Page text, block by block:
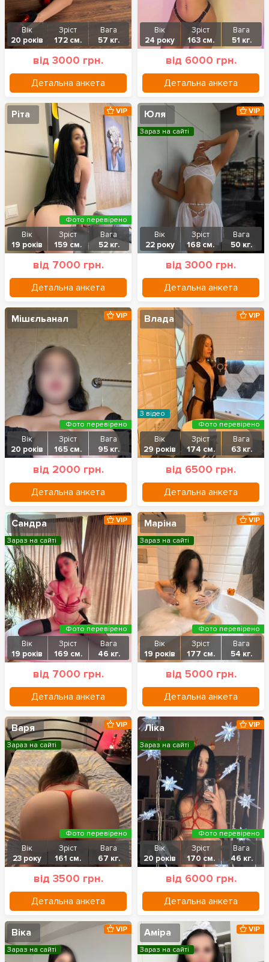
Вік
20 років
Зріст
172 см.
Вага
57 кг.
від 3000 грн.
Детальна анкета
Вік
24 року
Зріст
163 см.
Вага
51 кг.
від 6000 грн.
Детальна анкета
Ріта
Вік
19 років
Зріст
159 см.
Вага
52 кг.
від 7000 грн.
Детальна анкета
VIP
Фото перевірено
Юля
Вік
22 року
Зріст
168 см.
Вага
50 кг.
від 3000 грн.
Детальна анкета
VIP
Зараз на сайті
Мішєльанал
Вік
20 років
Зріст
165 см.
Вага
95 кг.
від 2000 грн.
Детальна анкета
VIP
Фото перевірено
Влада
Вік
29 років
Зріст
174 см.
Вага
63 кг.
від 6500 грн.
Детальна анкета
VIP
З відео
Фото перевірено
Сандра
Вік
19 років
Зріст
169 см.
Вага
46 кг.
від 7000 грн.
Детальна анкета
VIP
Зараз на сайті
Фото перевірено
Маріна
Вік
19 років
Зріст
177 см.
Вага
54 кг.
від 5000 грн.
Детальна анкета
VIP
Зараз на сайті
Фото перевірено
Варя
Вік
23 року
Зріст
161 см.
Вага
67 кг.
від 3500 грн.
Детальна анкета
VIP
Зараз на сайті
Фото перевірено
Ліка
Вік
20 років
Зріст
170 см.
Вага
46 кг.
від 6000 грн.
Детальна анкета
VIP
Зараз на сайті
Фото перевірено
Віка VIP
Зараз на сайті
Аміра VIP
Зараз на сайті